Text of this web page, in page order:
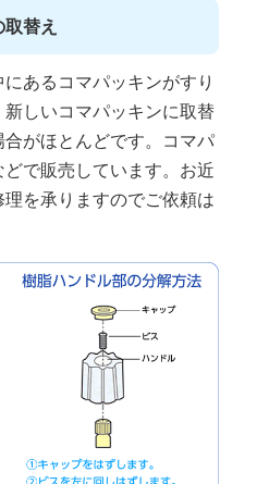
替え
あるコマパッキンがすり
しいコマパッキンに取替
がほとんどです。コマパ
で販売しています。お近
を承りますのでご依頼は